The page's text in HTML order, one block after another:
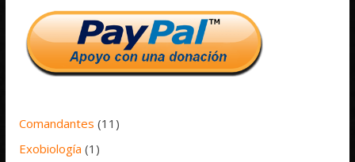
Comandantes (11)
Exobiología (1)